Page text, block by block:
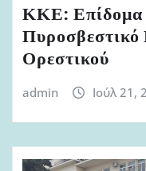
ΚΚΕ: Επίδομα
Ορεστικού
admin Ιούλ 21,